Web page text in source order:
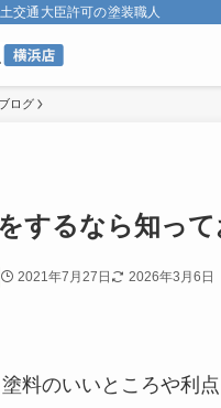
交通大臣許可の塗装職人
ログ
するなら知っ
2021年7月27日 2026年3月6日
料のいいところや利